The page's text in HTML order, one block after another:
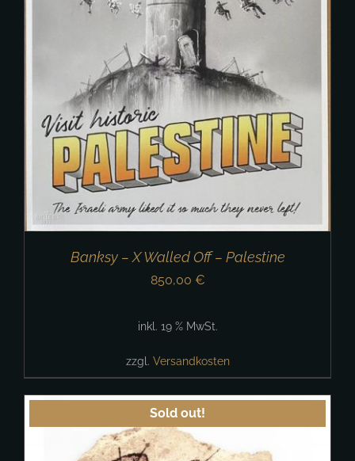
Banksy – X Walled Off – Palestine
850,00 €
inkl. 19 % MwSt.
zzgl. Versandkosten
Sold out!